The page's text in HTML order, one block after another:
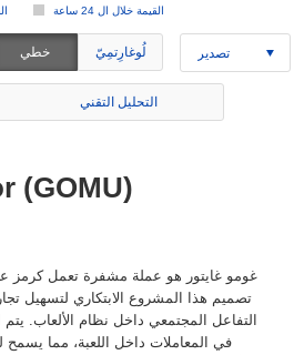
القيمة خلال ال 24 ساعة
خطي لُوغارِتمِيّ تصدير
التحليل التقني
(GOMU)
غومو غايتور هو عملة مشفرة تعمل كرمز
تصميم هذا المشروع الابتكاري لتسهيل
التفاعل المجتمعي داخل نظام الألعاب.
في المعاملات داخل اللعبة، مما يسمح